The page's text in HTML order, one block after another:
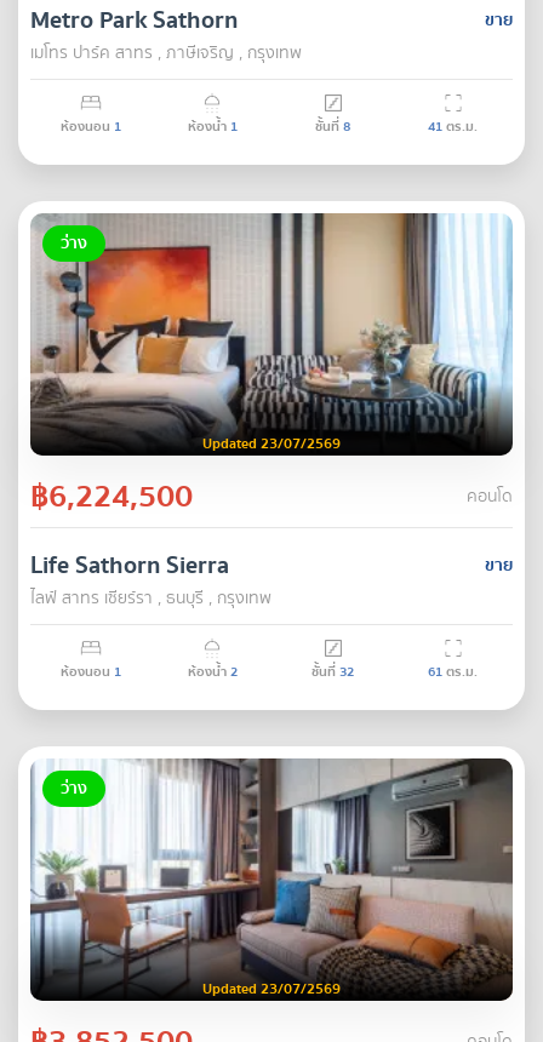
ขาย
Metro Park Sathorn
เมโทร ปาร์ค สาทร , ภาษีเจริญ , กรุงเทพ
ห้องนอน 1 ห้องน้ำ 1 ชั้นที่8 41ตร.ม.
ว่าง
Updated 23/07/2569
฿6,224,500 คอนโด
ขาย
Life Sathorn Sierra
ไลฟ์ สาทร เซียร์รา , ธนบุรี , กรุงเทพ
ห้องนอน 1 ห้องน้ำ2 ชั้นที่32 61ตร.ม.
ว่าง
Updated 23/07/2569